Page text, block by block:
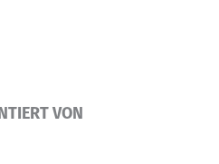
VON